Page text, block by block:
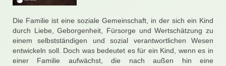
Die Familie ist eine soziale Gemeinschaft, in der sich ein Kind
durch Liebe, Geborgenheit, Fürsorge und Wertschätzung zu
einem selbstständigen und sozial verantwortlichen Wesen
entwickeln soll. Doch was bedeutet es für ein Kind, wenn es in
einer Familie aufwächst, die nach außen hin eine